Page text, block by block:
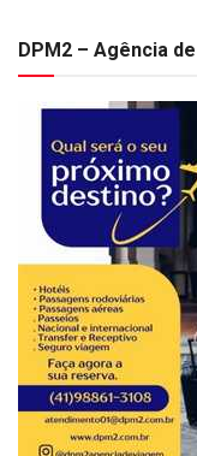
DPM2 – Agência